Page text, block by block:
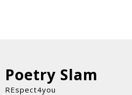
Poetry Slam
REspect4you